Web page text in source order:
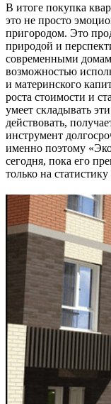
В итоге покупка
это не просто
пригородом. Это
природой и
современными
возможностью
и материнского
роста стоимости и
умеет складывать
действовать,
инструмент
именно поэтому
сегодня, пока его
только на